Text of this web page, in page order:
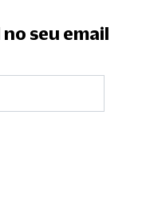
seu email